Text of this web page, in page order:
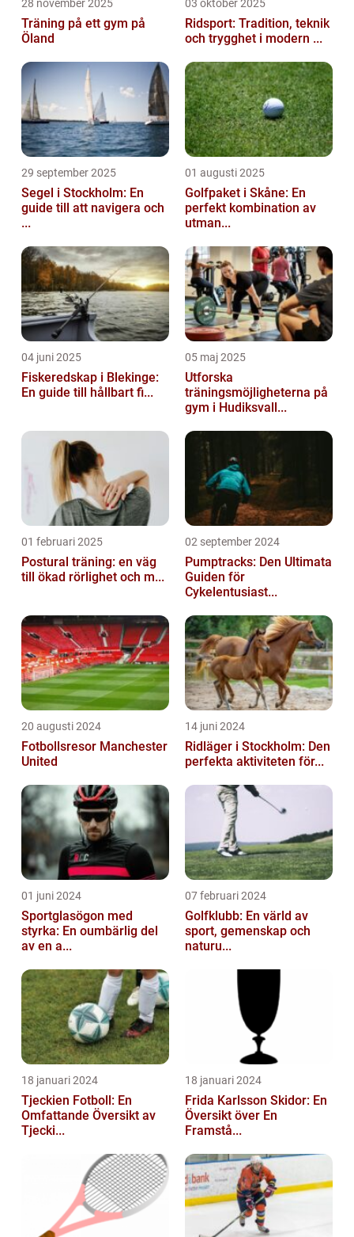
28 november 2025
Träning på ett gym på
Öland
03 oktober 2025
Ridsport: Tradition, teknik
och trygghet i modern ...
29 september 2025
Segel i Stockholm: En
guide till att navigera och
...
01 augusti 2025
Golfpaket i Skåne: En
perfekt kombination av
utman...
04 juni 2025
Fiskeredskap i Blekinge:
En guide till hållbart fi...
05 maj 2025
Utforska
träningsmöjligheterna på
gym i Hudiksvall...
01 februari 2025
Postural träning: en väg
till ökad rörlighet och m...
02 september 2024
Pumptracks: Den Ultimata
Guiden för
Cykelentusiast...
20 augusti 2024
Fotbollsresor Manchester
United
14 juni 2024
Ridläger i Stockholm: Den
perfekta aktiviteten för...
01 juni 2024
Sportglasögon med
styrka: En oumbärlig del
av en a...
07 februari 2024
Golfklubb: En värld av
sport, gemenskap och
naturu...
18 januari 2024
Tjeckien Fotboll: En
Omfattande Översikt av
Tjecki...
18 januari 2024
Frida Karlsson Skidor: En
Översikt över En
Framstå...